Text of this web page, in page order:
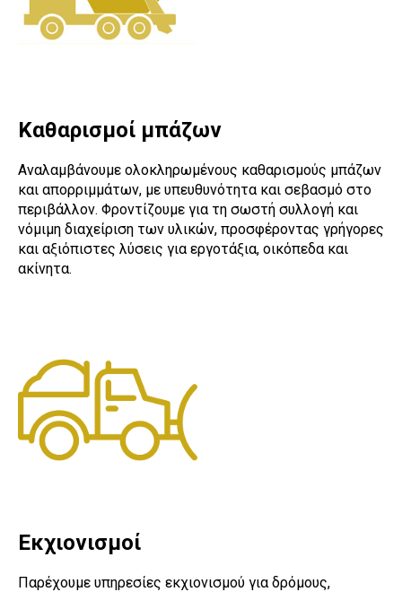
Καθαρισμοί μπάζων
Αναλαμβάνουμε ολοκληρωμένους καθαρισμούς μπάζων
και απορριμμάτων, με υπευθυνότητα και σεβασμό στο
περιβάλλον. Φροντίζουμε για τη σωστή συλλογή και
νόμιμη διαχείριση των υλικών, προσφέροντας γρήγορες
και αξιόπιστες λύσεις για εργοτάξια, οικόπεδα και
ακίνητα.
Εκχιονισμοί
Παρέχουμε υπηρεσίες εκχιονισμού για δρόμους,